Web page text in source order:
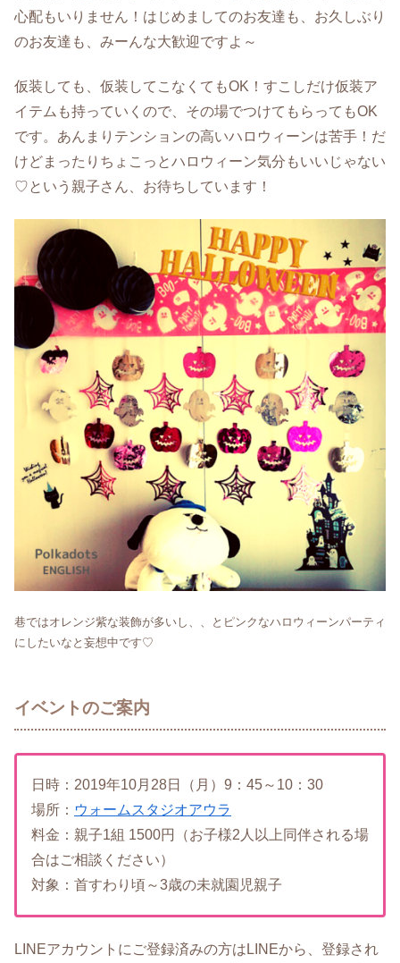
心配もいりません！はじめましてのお友達も、お久しぶり
のお友達も、みーんな大歓迎ですよ～
仮装しても、仮装してこなくてもOK！すこしだけ仮装ア
イテムも持っていくので、その場でつけてもらってもOK
です。あんまりテンションの高いハロウィーンは苦手！だ
けどまったりちょこっとハロウィーン気分もいいじゃない
♡という親子さん、お待ちしています！
巷ではオレンジ紫な装飾が多いし、、とピンクなハロウィーンパーティ
にしたいなと妄想中です♡
イベントのご案内
日時：2019年10月28日（月）9：45～10：30
場所： ウォームスタジオアウラ
料金：親子1組 1500円（お子様2人以上同伴される場
合はご相談ください）
対象：首すわり頃～3歳の未就園児親子
LINEアカウントにご登録済みの方はLINEから、登録され